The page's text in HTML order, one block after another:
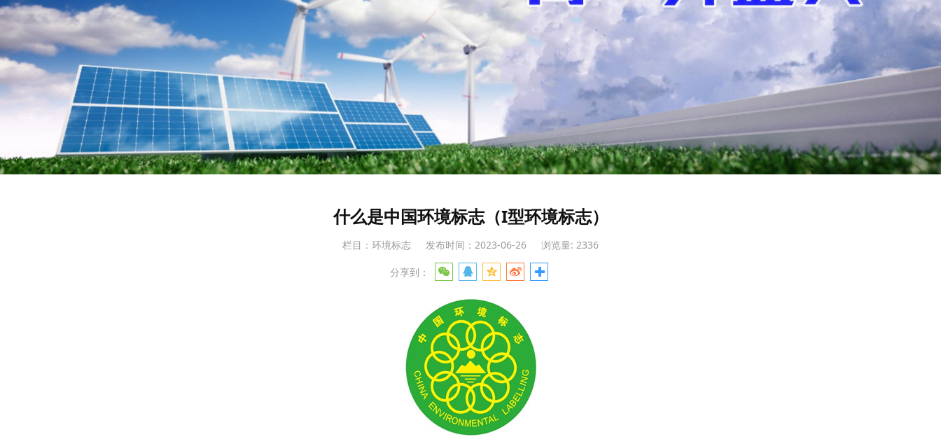
什么是中国环境标志（I型环境标志）
栏目：环境标志 发布时间：2023-06-26 浏览量: 2336
分享到：